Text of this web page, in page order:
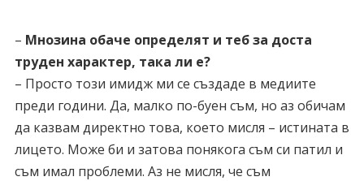
– Мнозина обаче определят и теб за доста
труден характер, така ли е?
– Просто този имидж ми се създаде в медиите
преди години. Да, малко по-буен съм, но аз обичам
да казвам директно това, което мисля – истината в
лицето. Може би и затова понякога съм си патил и
съм имал проблеми. Аз не мисля, че съм